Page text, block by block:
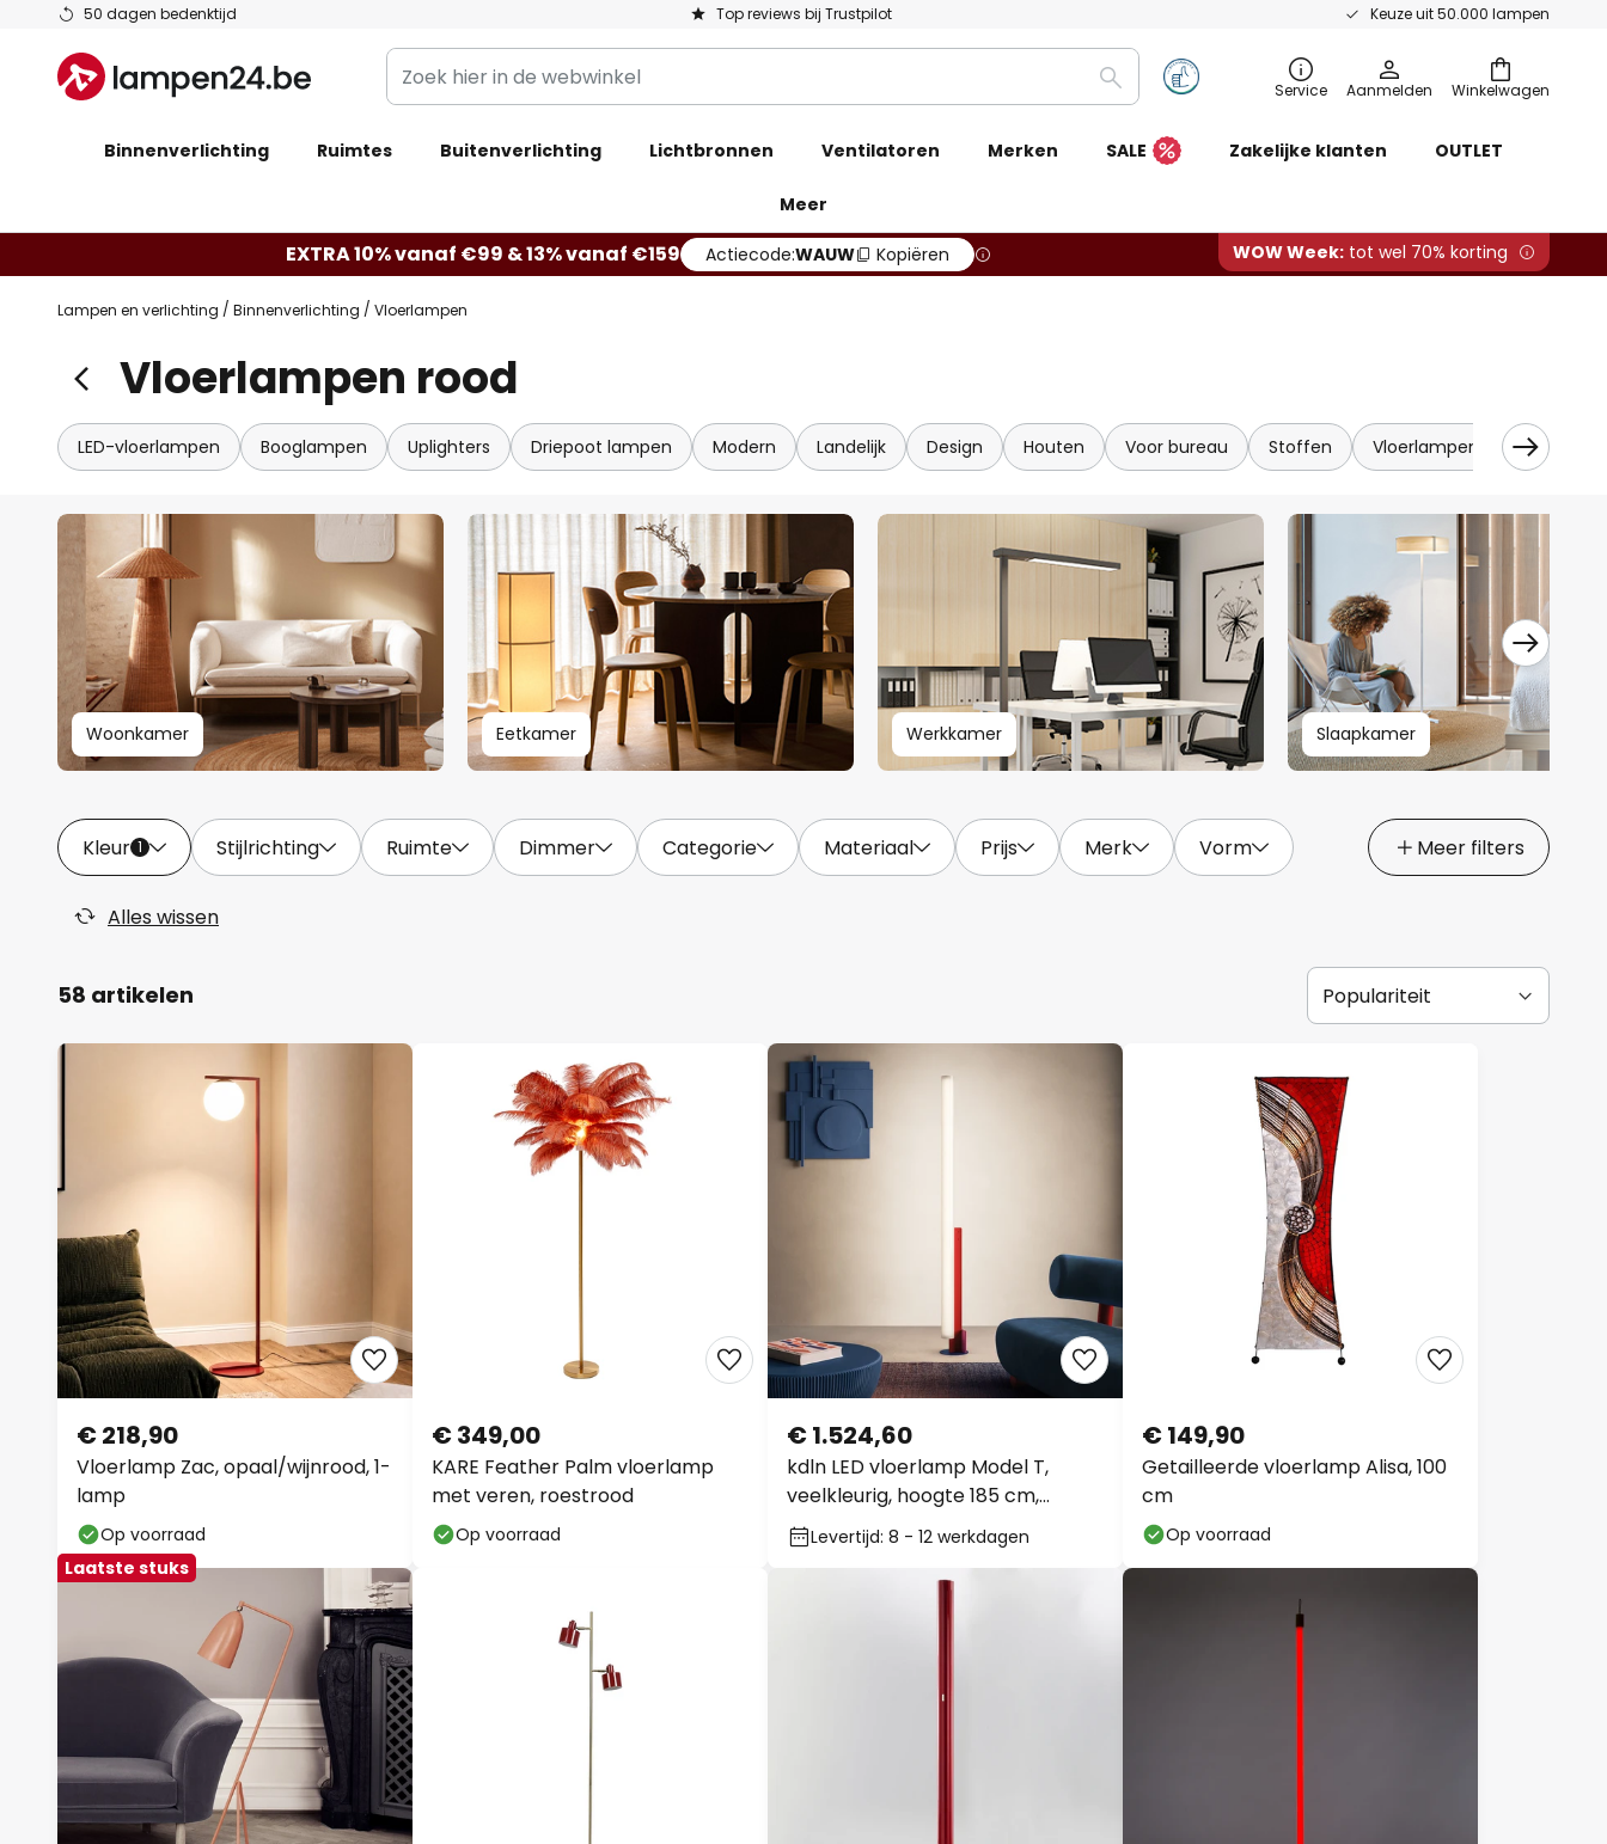
50 dagen bedenktijd Top reviews bij Trustpilot Keuze uit 50.000 lampen
Ga
de
inhoud
Winkelwagen
Zoek
hier
de
Zoeken Service Aanmelden
Binnenverlichting Ruimtes Buitenverlichting Lichtbronnen Ventilatoren Merken SALE Zakelijke klanten OUTLET
Meer
EXTRA 10% vanaf €99 & 13% vanaf €159 Actiecode:WAUW Kopiëren WOW Week: tot wel 70% korting
Lampen en verlichting Binnenverlichting Vloerlampen
Vloerlampen rood
LED-vloerlampen Booglampen Uplighters Driepoot lampen Modern Landelijk Design Houten Voor bureau Stoffen Vloerlampen met leeslamp
Woonkamer Eetkamer Werkkamer Slaapkamer
Kleur 1 Stijlrichting Ruimte Dimmer Categorie Materiaal Prijs Merk Vorm Meer filters
Alles wissen
58 artikelen
Vloerlamp Zac, opaal/wijnrood, 1-
lamp
€ 218,90
Op voorraad
KARE Feather Palm vloerlamp
met veren, roestrood
€ 349,00
Op voorraad
kdln LED vloerlamp Model T,
veelkleurig, hoogte 185 cm,
dimmer
€ 1.524,60
Levertijd: 8 - 12 werkdagen
Getailleerde vloerlamp Alisa, 100
cm
€ 149,90
Op voorraad
Laatste stuks